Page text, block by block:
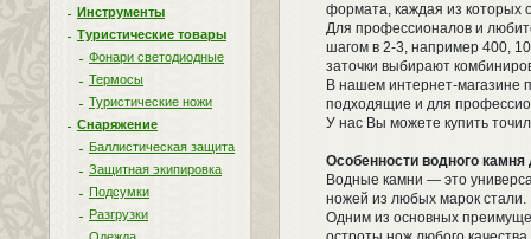
Инструменты
Туристические товары
Фонари светодиодные
Термосы
Туристические ножи
Снаряжение
Баллистическая защита
Защитная экипировка
Подсумки
Разгрузки
формата, каждая из которых
Для профессионалов и
шагом в 2-3, например 400,
заточки выбирают
В нашем интернет-магазине
подходящие и для
У нас Вы можете купить
Особенности водного камня
Водные камни — это
ножей из любых марок стали.
Одним из основных